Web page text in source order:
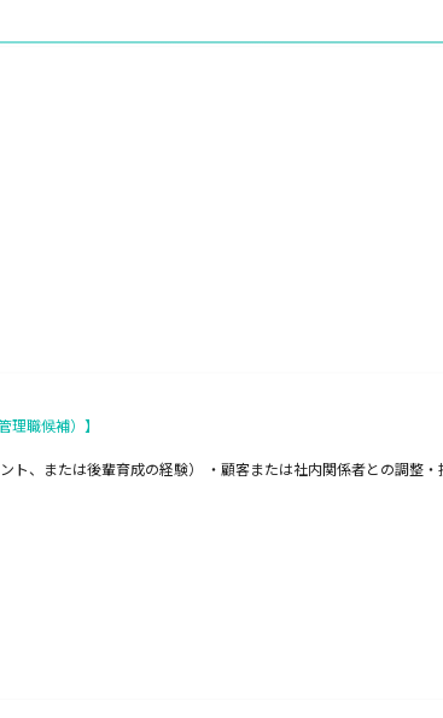
職候補）】
ト、または後輩育成の経験） ・顧客または社内関係者との調整